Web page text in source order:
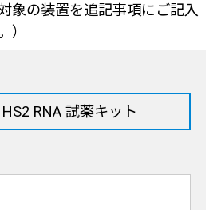
象の装置を追記事項にご記入
）